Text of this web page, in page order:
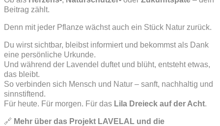
Beitrag zählt.
Denn mit jeder Pflanze wächst auch ein Stück Natur zurück.
Du wirst sichtbar, bleibst informiert und bekommst als Dank
eine persönliche Urkunde.
Und während der Lavendel duftet und blüht, entsteht etwas,
das bleibt.
So verbinden sich Mensch und Natur – sanft, nachhaltig und
sinnstiftend.
Für heute. Für morgen. Für das Lila Dreieck auf der Acht.
🔗 Mehr über das Projekt LAVELAL und die